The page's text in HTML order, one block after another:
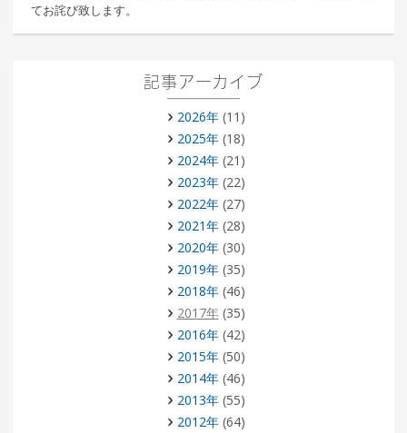
てお詫び致します。
記事アーカイブ
2026年(11)
2025年(18)
2024年(21)
2023年(22)
2022年(27)
2021年(28)
2020年(30)
2019年(35)
2018年(46)
2017年(35)
2016年(42)
2015年(50)
2014年(46)
2013年(55)
2012年(64)